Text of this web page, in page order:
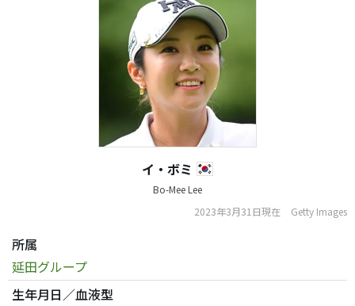
イ・ボミ
Bo-Mee Lee
2023年3月31日現在
Getty Images
所属
延田グループ
生年月日／血液型